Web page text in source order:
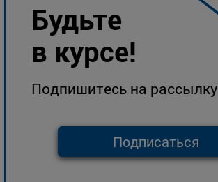
Будьте
в курсе!
Подпишитесь на рассылку
Подписаться